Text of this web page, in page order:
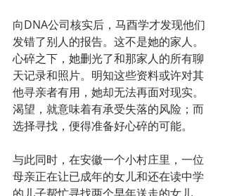
向DNA公司核实后，马酉学才发现他们
发错了别人的报告。这不是她的家人。
心碎之下，她删光了和那家人的所有聊
天记录和照片。明知这些资料或许对其
他寻亲者有用，她却无法再面对现实。
渴望，就意味着有承受失落的风险；而
选择寻找，便得准备好心碎的可能。
与此同时，在安徽一个小村庄里，一位
母亲正在让已成年的女儿和还在读中学